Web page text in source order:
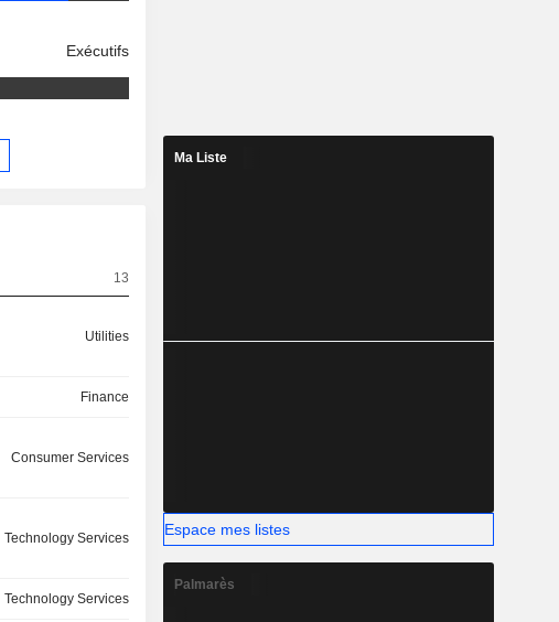
Exécutifs
13
Utilities
Finance
Consumer Services
Technology Services
Technology Services
Ma Liste
Espace mes listes
Palmarès